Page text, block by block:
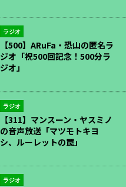
ラジオ
【500】ARuFa・恐山の匿名ラ
ジオ「祝500回記念！500分ラ
ジオ」
ラジオ
【311】マンスーン・ヤスミノ
の音声放送「マツモトキヨ
シ、ルーレットの罠」
ラジオ